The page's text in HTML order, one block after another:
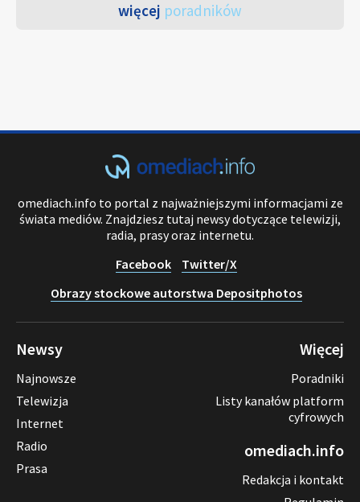
więcej poradników
omediach.info to portal z najważniejszymi informacjami ze
świata mediów. Znajdziesz tutaj newsy dotyczące telewizji,
radia, prasy oraz internetu.
Facebook
Twitter/X
Obrazy stockowe autorstwa Depositphotos
Newsy
Najnowsze
Telewizja
Internet
Radio
Prasa
Więcej
Poradniki
Listy kanałów platform
cyfrowych
omediach.info
Redakcja i kontakt